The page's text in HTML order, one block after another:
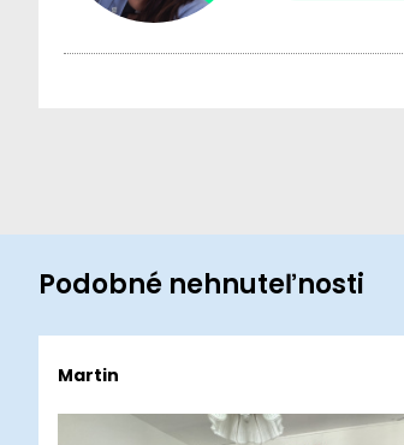
Podobné nehnuteľnosti
Martin